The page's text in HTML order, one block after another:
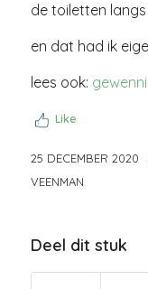
de toiletten
en dat had ik
lees ook:
Like
25 DECEMBER 2020
VEENMAN
Deel dit stuk